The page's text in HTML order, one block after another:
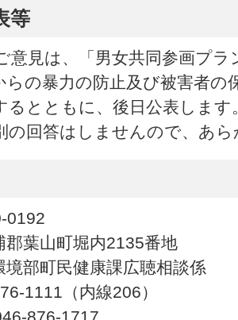
等
意見は、「男女共同参画プラ
らの暴力の防止及び被害者の
るとともに、後日公表しま
の回答はしませんので、あ
0192
郡葉山町堀内2135番地
境部町民健康課広聴相談係
1111（内線206）